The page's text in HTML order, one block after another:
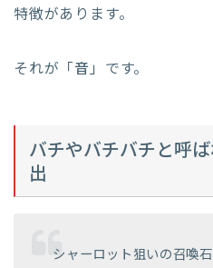
特徴があります。
それが「音」です。
バチやバチバチと呼
出
シャーロット狙いの召喚